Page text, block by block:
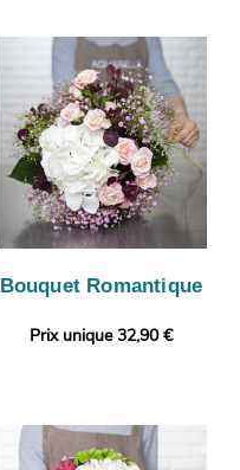
Bouquet Romantique
Prix unique 32,90 €